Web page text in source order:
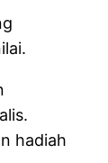
hadiah